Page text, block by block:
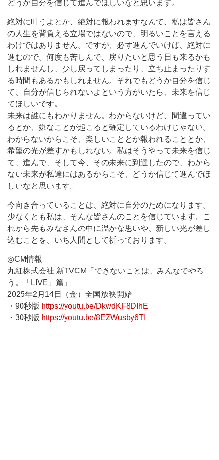
どうか自分を信じて進んでほしいなと思います。
絶対に叶うよとか、絶対に報われますなんて、私は皆さん
の人生を背負える立場ではないので、明るいことを言える
わけではありません。ですが、必ず進んでいけば、絶対に
進むので。何度も苦しんで、戻りたいと思う日も来るかも
しれませんし、少し戻ってしまったり、立ち止まったりす
る時間もあるかもしれません。それでもどうか自分を信じ
て、自分が信じられないよという方がいたら、未来を信じ
てほしいです。
未来は誰にもわかりません。わからないけど、間違ってい
るとか、嫌なことが起こると確定しているわけじゃない。
わからないからこそ、楽しいこととか報われることとか、
希望の光が差すかもしれない。私はそうやって未来を信じ
て、進んで、そして今、その未来に到達したので、わから
ない未来が私達にはあるからこそ、どうか信じて進んでほ
しいなと思います。
今向き合っていることは、絶対に自分のためになります。
少なくとも私は、そんな皆さんのことを信じています。こ
れから先もみなさんの中に温かな思いや、新しい光が差し
込むことを、いち人間として祈っております。
◎CM情報
丸紅株式会社 新TVCM「できないことは、みんなでやろ
う。「LIVE」篇」
2025年2月14日（金）全国放映開始
・90秒版 https://youtu.be/DkwdKF8DIhE
・30秒版 https://youtu.be/8EZWusby6TI